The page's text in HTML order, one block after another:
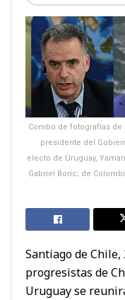
Combo de fotografías
presidente del
electo de Uruguay,
Gabriel Boric; de
Santiago de Chile,
progresistas de
Uruguay se